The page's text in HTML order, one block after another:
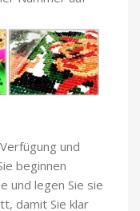
und
beginnen
und legen Sie sie
damit Sie klar